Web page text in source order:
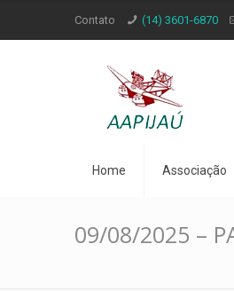
Contato (14) 3601-6870
Home Associação
09/08/2025 –